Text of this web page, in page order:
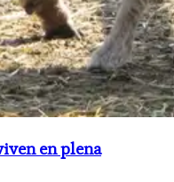
en plena